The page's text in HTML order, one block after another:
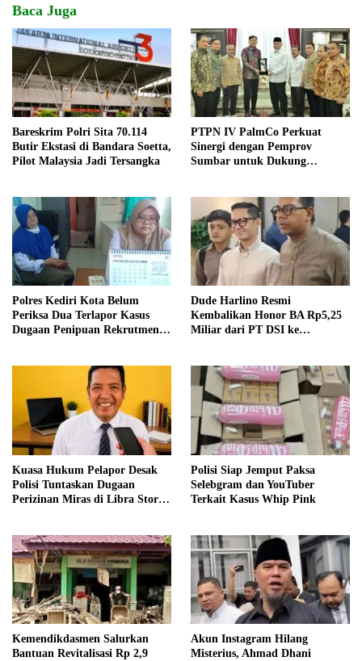
Baca Juga
Bareskrim Polri Sita 70.114
Butir Ekstasi di Bandara Soetta,
Pilot Malaysia Jadi Tersangka
PTPN IV PalmCo Perkuat
Sinergi dengan Pemprov
Sumbar untuk Dukung
Polres Kediri Kota Belum
Periksa Dua Terlapor Kasus
Dugaan Penipuan Rekrutmen
Dude Harlino Resmi
Kembalikan Honor BA Rp5,25
Miliar dari PT DSI ke
Kuasa Hukum Pelapor Desak
Polisi Tuntaskan Dugaan
Perizinan Miras di Libra Store
Polisi Siap Jemput Paksa
Selebgram dan YouTuber
Terkait Kasus Whip Pink
Kemendikdasmen Salurkan
Bantuan Revitalisasi Rp 2,9
Akun Instagram Hilang
Misterius, Ahmad Dhani